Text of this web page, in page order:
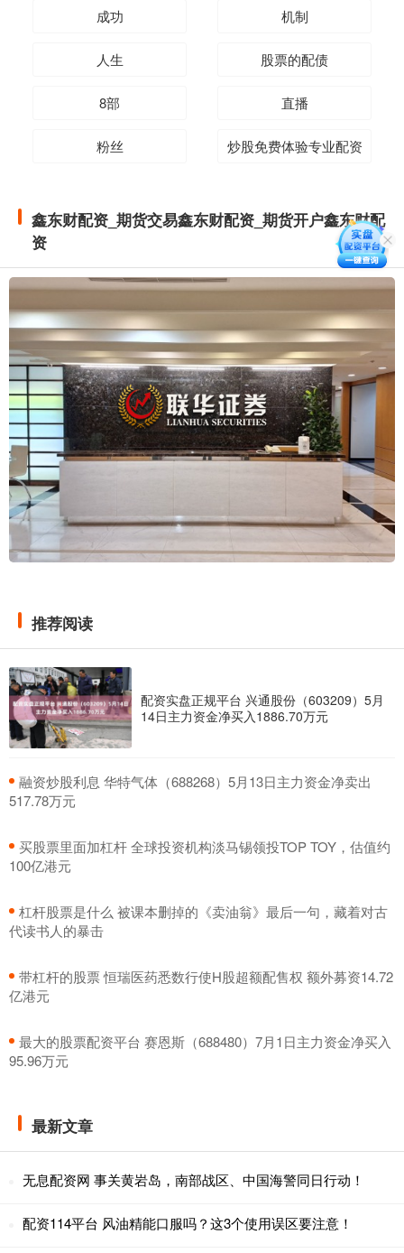
成功 机制
人生 股票的配债
8部 直播
粉丝 炒股免费体验专业配资
鑫东财配资_期货交易鑫东财配资_期货开户鑫东财配
资
推荐阅读
配资实盘正规平台 兴通股份（603209）5月
14日主力资金净买入1886.70万元
​融资炒股利息 华特气体（688268）5月13日主力资金净卖出
517.78万元
​买股票里面加杠杆 全球投资机构淡马锡领投TOP TOY，估值约
100亿港元
​杠杆股票是什么 被课本删掉的《卖油翁》最后一句，藏着对古
代读书人的暴击
​带杠杆的股票 恒瑞医药悉数行使H股超额配售权 额外募资14.72
亿港元
​最大的股票配资平台 赛恩斯（688480）7月1日主力资金净买入
95.96万元
最新文章
无息配资网 事关黄岩岛，南部战区、中国海警同日行动！
配资114平台 风油精能口服吗？这3个使用误区要注意！